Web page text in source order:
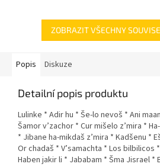
ZOBRAZIT VŠECHNY
Popis Diskuze
Detailní popis produktu
Lulinke * Adir hu * Še-lo nevoš * Ani
Šamor v’zachor * Cur mišelo z’mira *
* Jibane ha-mikdaš z’mira * Kadšenu *
Or chadaš * V’samachta * Los bilbilicos
Haben jakir li * Jababam * Šma Jisrael *